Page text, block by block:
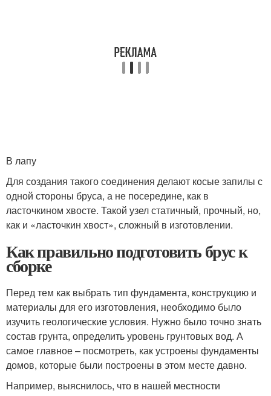
В лапу
Для создания такого соединения делают косые запилы с
одной стороны бруса, а не посередине, как в
ласточкином хвосте. Такой узел статичный, прочный, но,
как и «ласточкин хвост», сложный в изготовлении.
Как правильно подготовить брус к
сборке
Перед тем как выбрать тип фундамента, конструкцию и
материалы для его изготовления, необходимо было
изучить геологические условия. Нужно было точно знать
состав грунта, определить уровень грунтовых вод. А
самое главное – посмотреть, как устроены фундаменты
домов, которые были построены в этом месте давно.
Например, выяснилось, что в нашей местности